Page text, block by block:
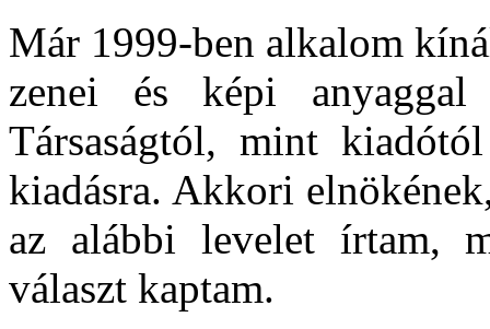
Már 1999-ben alkalom
zenei és képi
Társaságtól, mint
kiadásra. Akkori
az alábbi levelet írtam,
választ kaptam.